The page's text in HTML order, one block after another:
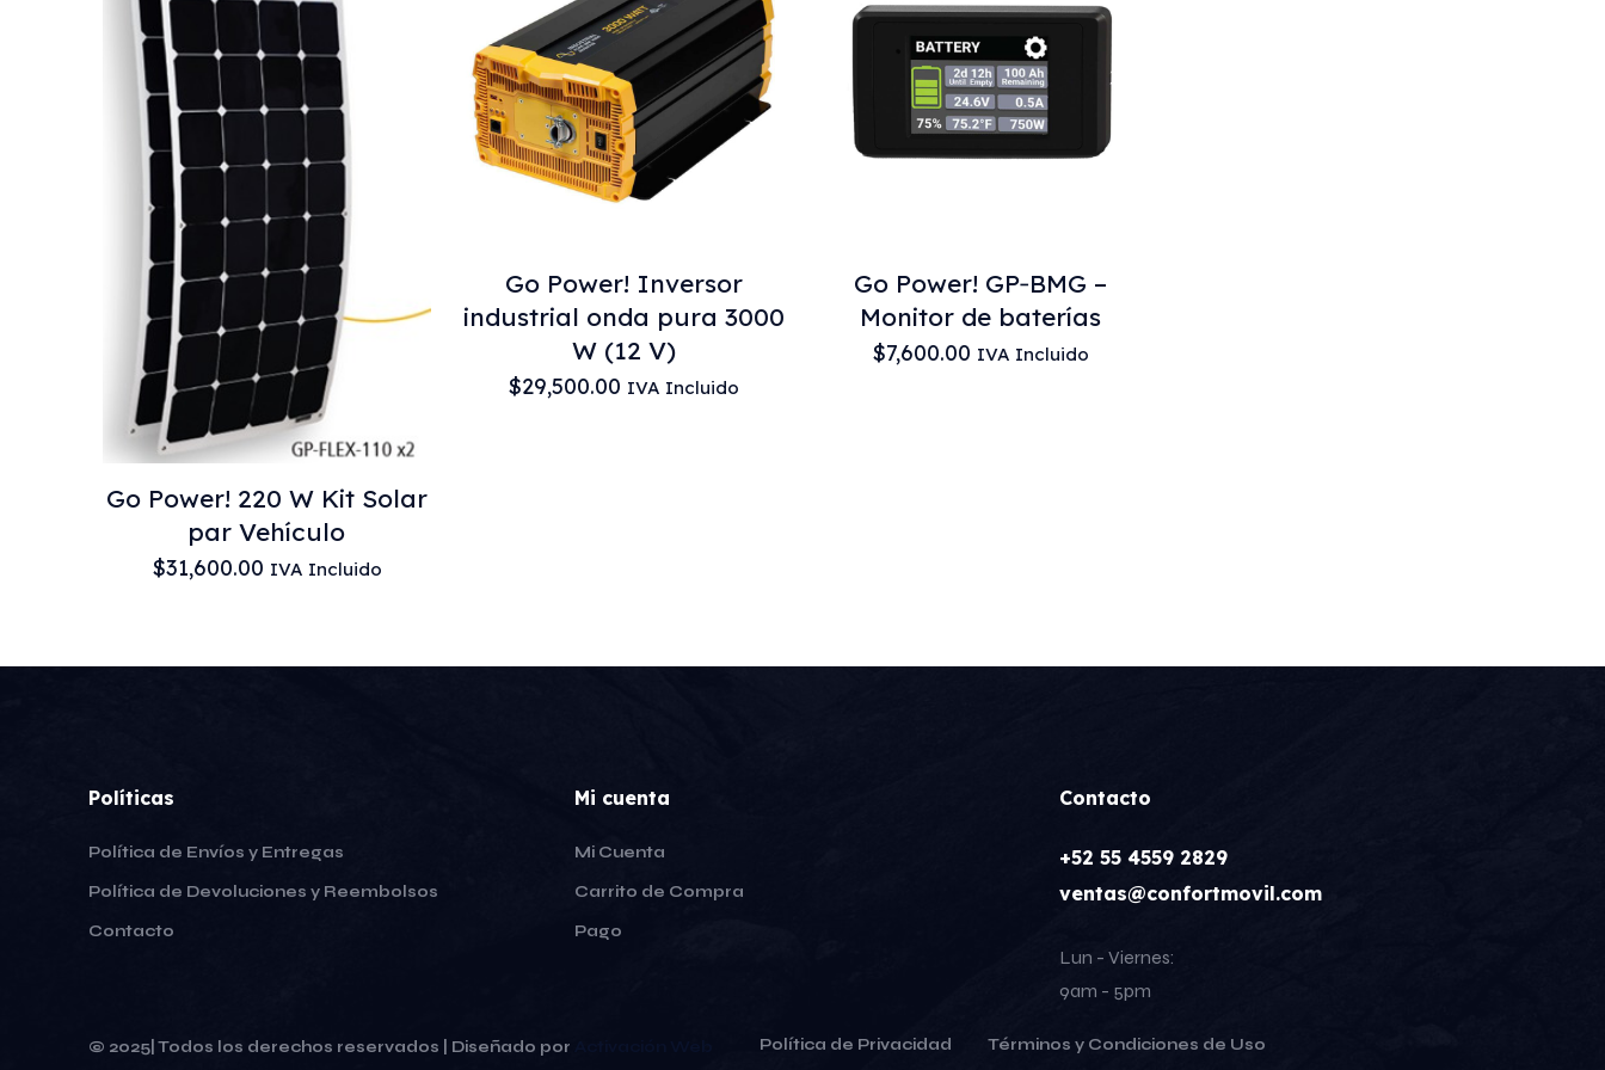
Go Power! 220 W Kit Solar
par Vehículo
$31,600.00 IVA Incluido
Go Power! Inversor
industrial onda pura 3000
W (12 V)
$29,500.00 IVA Incluido
Go Power! GP‑BMG –
Monitor de baterías
$7,600.00 IVA Incluido
Políticas
Política de Envíos y Entregas
Política de Devoluciones y Reembolsos
Contacto
Mi cuenta
Mi Cuenta
Carrito de Compra
Pago
Contacto
+52 55 4559 2829
ventas@confortmovil.com
Lun - Viernes:
9am - 5pm
© 2025| Todos los derechos reservados | Diseñado por Política de Privacidad Términos y Condiciones de Uso